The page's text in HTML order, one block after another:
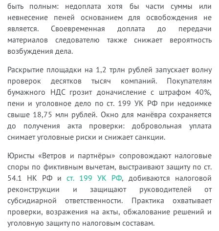
быть полным: недоплата хотя бы части суммы или
невнесение пеней основанием для освобождения не
является. Своевременная доплата до передачи
материалов следователю также снижает вероятность
возбуждения дела.
Раскрытие площадки на 1,2 трлн рублей запускает волну
проверок десятков тысяч компаний. Покупателям
бумажного НДС грозит доначисление с штрафом 40%,
пени и уголовное дело по ст. 199 УК РФ при недоимке
свыше 18,75 млн рублей. Окно для манёвра сохраняется
до получения акта проверки: добровольная уплата
снимает уголовные риски и снижает санкции.
Юристы «Ветров и партнёры» сопровождают налоговые
споры по фиктивным вычетам, выстраивают защиту по ст.
54.1 НК РФ и ст. 199 УК РФ, добиваются налоговой
реконструкции и защищают руководителей от
субсидиарной ответственности. Практика охватывает
проверки, возражения на акты, обжалование решений и
уголовную защиту по налоговым составам.